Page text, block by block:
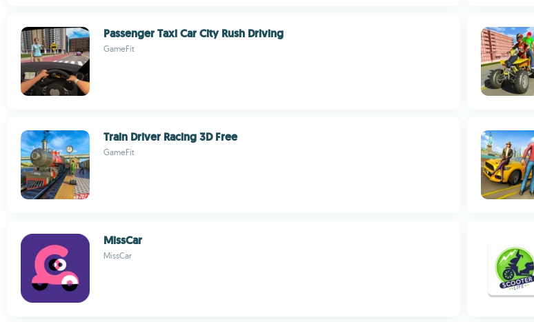
Passenger Taxi Car City Rush Driving
GameFit
Train Driver Racing 3D Free
GameFit
MissCar
MissCar